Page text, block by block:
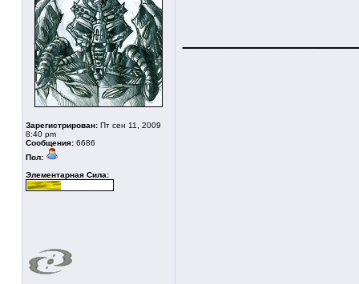
Зарегистрирован: Пт сен 11, 2009
8:40 pm
Сообщения: 6686
Пол:
Элементарная Сила: